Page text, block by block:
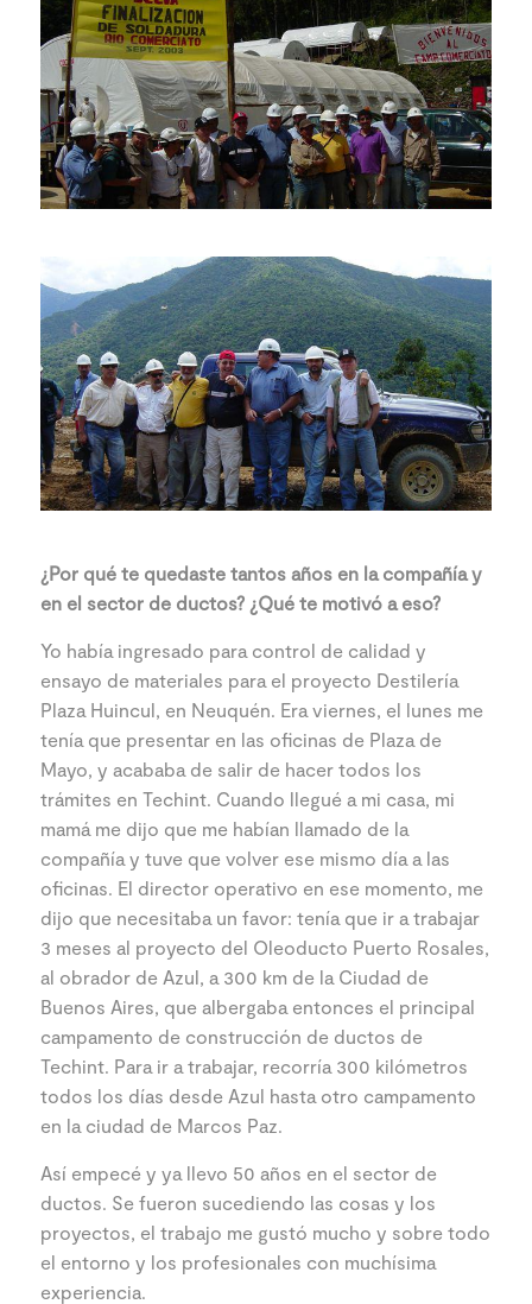
¿Por qué te quedaste tantos años en la compañía y
en el sector de ductos? ¿Qué te motivó a eso?
Yo había ingresado para control de calidad y
ensayo de materiales para el proyecto Destilería
Plaza Huincul, en Neuquén. Era viernes, el lunes me
tenía que presentar en las oficinas de Plaza de
Mayo, y acababa de salir de hacer todos los
trámites en Techint. Cuando llegué a mi casa, mi
mamá me dijo que me habían llamado de la
compañía y tuve que volver ese mismo día a las
oficinas. El director operativo en ese momento, me
dijo que necesitaba un favor: tenía que ir a trabajar
3 meses al proyecto del Oleoducto Puerto Rosales,
al obrador de Azul, a 300 km de la Ciudad de
Buenos Aires, que albergaba entonces el principal
campamento de construcción de ductos de
Techint. Para ir a trabajar, recorría 300 kilómetros
todos los días desde Azul hasta otro campamento
en la ciudad de Marcos Paz.
Así empecé y ya llevo 50 años en el sector de
ductos. Se fueron sucediendo las cosas y los
proyectos, el trabajo me gustó mucho y sobre todo
el entorno y los profesionales con muchísima
experiencia.